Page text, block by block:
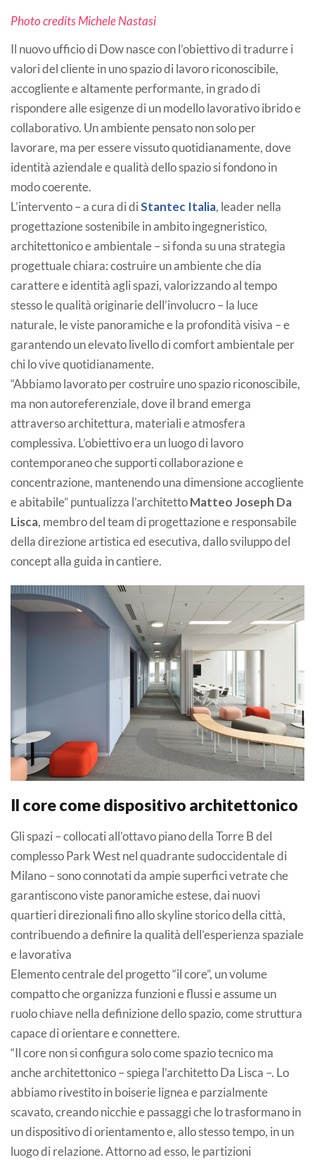
Photo credits Michele Nastasi
Il nuovo ufficio di Dow nasce con l’obiettivo di tradurre i
valori del cliente in uno spazio di lavoro riconoscibile,
accogliente e altamente performante, in grado di
rispondere alle esigenze di un modello lavorativo ibrido e
collaborativo. Un ambiente pensato non solo per
lavorare, ma per essere vissuto quotidianamente, dove
identità aziendale e qualità dello spazio si fondono in
modo coerente.
L’intervento – a cura di diStantec Italia, leader nella
progettazione sostenibile in ambito ingegneristico,
architettonico e ambientale – si fonda su una strategia
progettuale chiara: costruire un ambiente che dia
carattere e identità agli spazi, valorizzando al tempo
stesso le qualità originarie dell’involucro – la luce
naturale, le viste panoramiche e la profondità visiva – e
garantendo un elevato livello di comfort ambientale per
chi lo vive quotidianamente.
“Abbiamo lavorato per costruire uno spazio riconoscibile,
ma non autoreferenziale, dove il brand emerga
attraverso architettura, materiali e atmosfera
complessiva. L’obiettivo era un luogo di lavoro
contemporaneo che supporti collaborazione e
concentrazione, mantenendo una dimensione accogliente
e abitabile” puntualizza l’architettoMatteo Joseph Da
Lisca, membro del team di progettazione e responsabile
della direzione artistica ed esecutiva, dallo sviluppo del
concept alla guida in cantiere.
Il core come dispositivo architettonico
Gli spazi – collocati all’ottavo piano della Torre B del
complesso Park West nel quadrante sudoccidentale di
Milano – sono connotati da ampie superfici vetrate che
garantiscono viste panoramiche estese, dai nuovi
quartieri direzionali fino allo skyline storico della città,
contribuendo a definire la qualità dell’esperienza spaziale
e lavorativa
Elemento centrale del progetto “il core”, un volume
compatto che organizza funzioni e flussi e assume un
ruolo chiave nella definizione dello spazio, come struttura
capace di orientare e connettere.
“Il core non si configura solo come spazio tecnico ma
anche architettonico – spiega l’architetto Da Lisca –. Lo
abbiamo rivestito in boiserie lignea e parzialmente
scavato, creando nicchie e passaggi che lo trasformano in
un dispositivo di orientamento e, allo stesso tempo, in un
luogo di relazione. Attorno ad esso, le partizioni